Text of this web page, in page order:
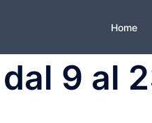
Home
9 al